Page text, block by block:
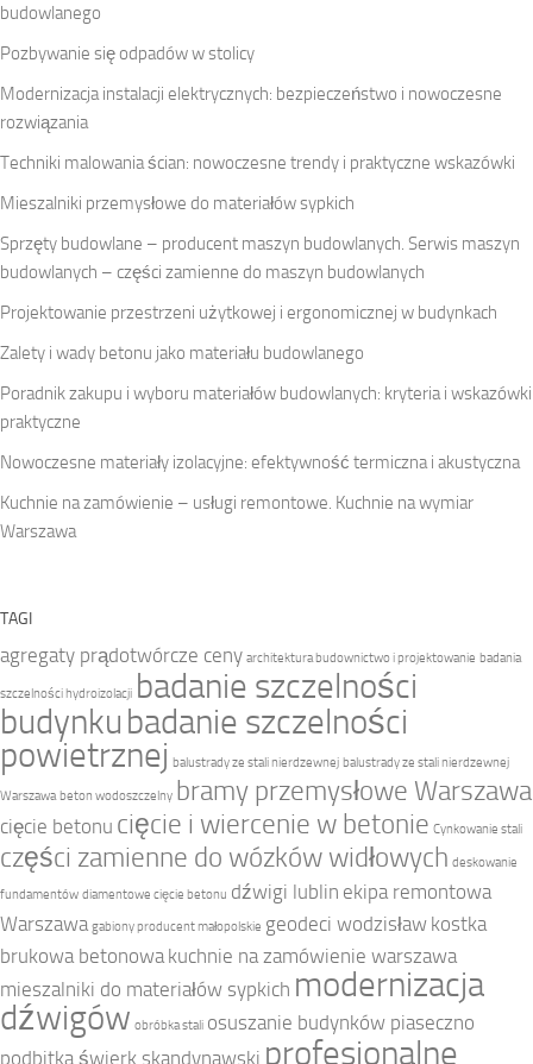
budowlanego
Pozbywanie się odpadów w stolicy
Modernizacja instalacji elektrycznych: bezpieczeństwo i nowoczesne
rozwiązania
Techniki malowania ścian: nowoczesne trendy i praktyczne wskazówki
Mieszalniki przemysłowe do materiałów sypkich
Sprzęty budowlane – producent maszyn budowlanych. Serwis maszyn
budowlanych – części zamienne do maszyn budowlanych
Projektowanie przestrzeni użytkowej i ergonomicznej w budynkach
Zalety i wady betonu jako materiału budowlanego
Poradnik zakupu i wyboru materiałów budowlanych: kryteria i wskazówki
praktyczne
Nowoczesne materiały izolacyjne: efektywność termiczna i akustyczna
Kuchnie na zamówienie – usługi remontowe. Kuchnie na wymiar
Warszawa
TAGI
agregaty prądotwórcze ceny architektura budownictwo i projektowanie badania
szczelności hydroizolacji badanie szczelności
budynku badanie szczelności
powietrznej balustrady ze stali nierdzewnej balustrady ze stali nierdzewnej
Warszawa beton wodoszczelny bramy przemysłowe Warszawa
cięcie betonu cięcie i wiercenie w betonie Cynkowanie stali
części zamienne do wózków widłowych deskowanie
fundamentów diamentowe cięcie betonu dźwigi lublin ekipa remontowa
Warszawa gabiony producent małopolskie geodeci wodzisław kostka
brukowa betonowa kuchnie na zamówienie warszawa
mieszalniki do materiałów sypkich modernizacja
dźwigów obróbka stali osuszanie budynków piaseczno
podbitka świerk skandynawski profesjonalne